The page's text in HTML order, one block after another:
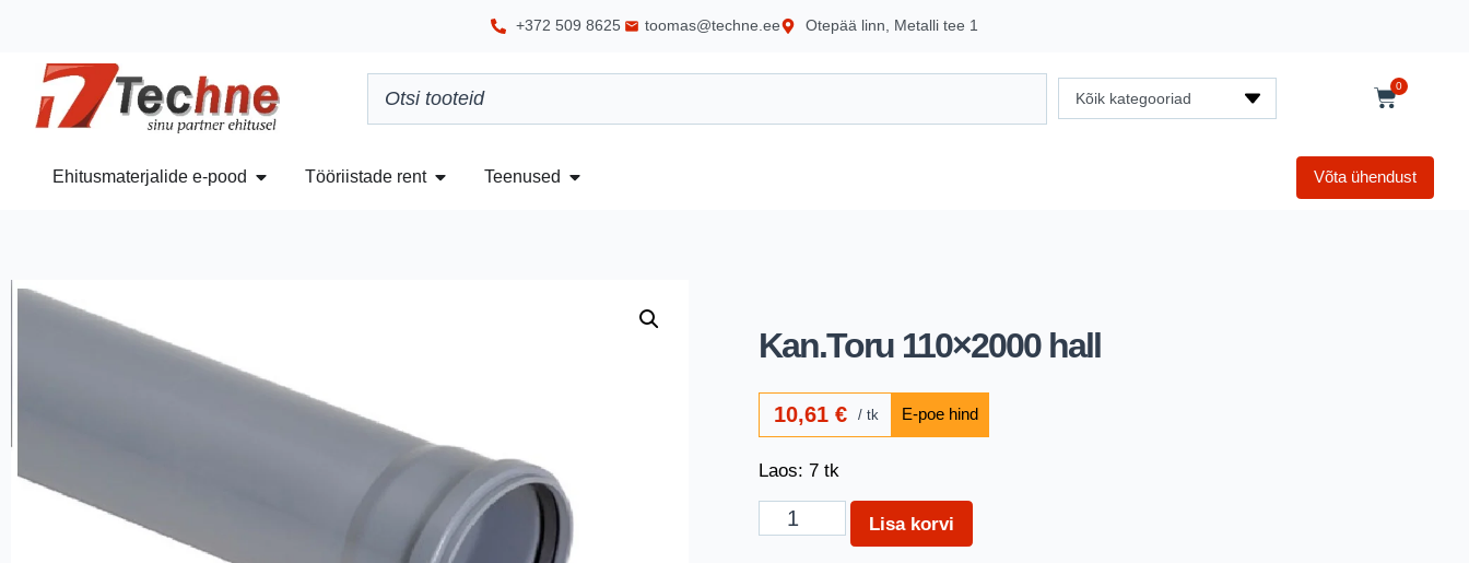
+372 509 8625 toomas@techne.ee Otepää linn, Metalli tee 1
Kõik kategooriad
0
Ehitusmaterjalide e-pood Tööriistade rent Teenused Võta ühendust
Kan.Toru 110×2000 hall
10,61€ tk
Laos: 7 tk
Lisa korvi